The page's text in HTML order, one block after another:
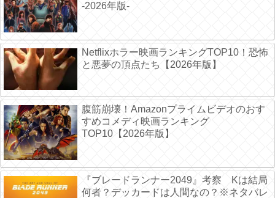
-2026年版-
Netflixホラー映画ランキングTOP10！恐怖
と悪夢の頂点たち【2026年版】
腹筋崩壊！Amazonプライムビデオのおす
すめコメディ映画ランキング
TOP10【2026年版】
『ブレードランナー2049』考察 Kは結局
何者？デッカードは人間なの？※ネタバレ